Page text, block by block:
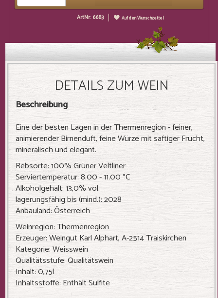
ArtNr: 6683 Auf den Wunschzettel
DETAILS ZUM WEIN
Beschreibung
Eine der besten Lagen in der Thermenregion - feiner,
animierender Birnenduft, feine Würze mit saftiger Frucht,
mineralisch und elegant.
Rebsorte: 100% Grüner Veltliner
Serviertemperatur: 8.00 - 11.00 °C
Alkoholgehalt: 13,0% vol.
lagerungsfähig bis (mind.): 2028
Anbauland: Österreich
Weinregion: Thermenregion
Erzeuger: Weingut Karl Alphart, A-2514 Traiskirchen
Kategorie: Weisswein
Qualitätsstufe: Qualitätswein
Inhalt: 0,75l
Inhaltsstoffe: Enthält Sulfite